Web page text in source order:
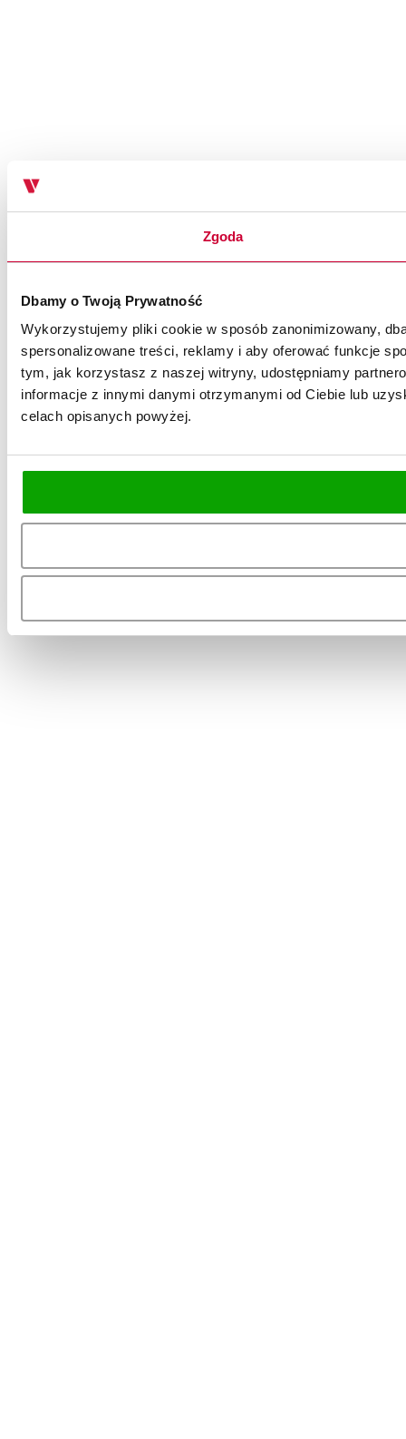
Zgoda
Dbamy o Twoją Prywatność
Wykorzystujemy pliki cookie w sposób zanonimizowany,
spersonalizowane treści, reklamy i aby oferować funkcje
tym, jak korzystasz z naszej witryny, udostępniamy
informacje z innymi danymi otrzymanymi od Ciebie lub
celach opisanych powyżej.